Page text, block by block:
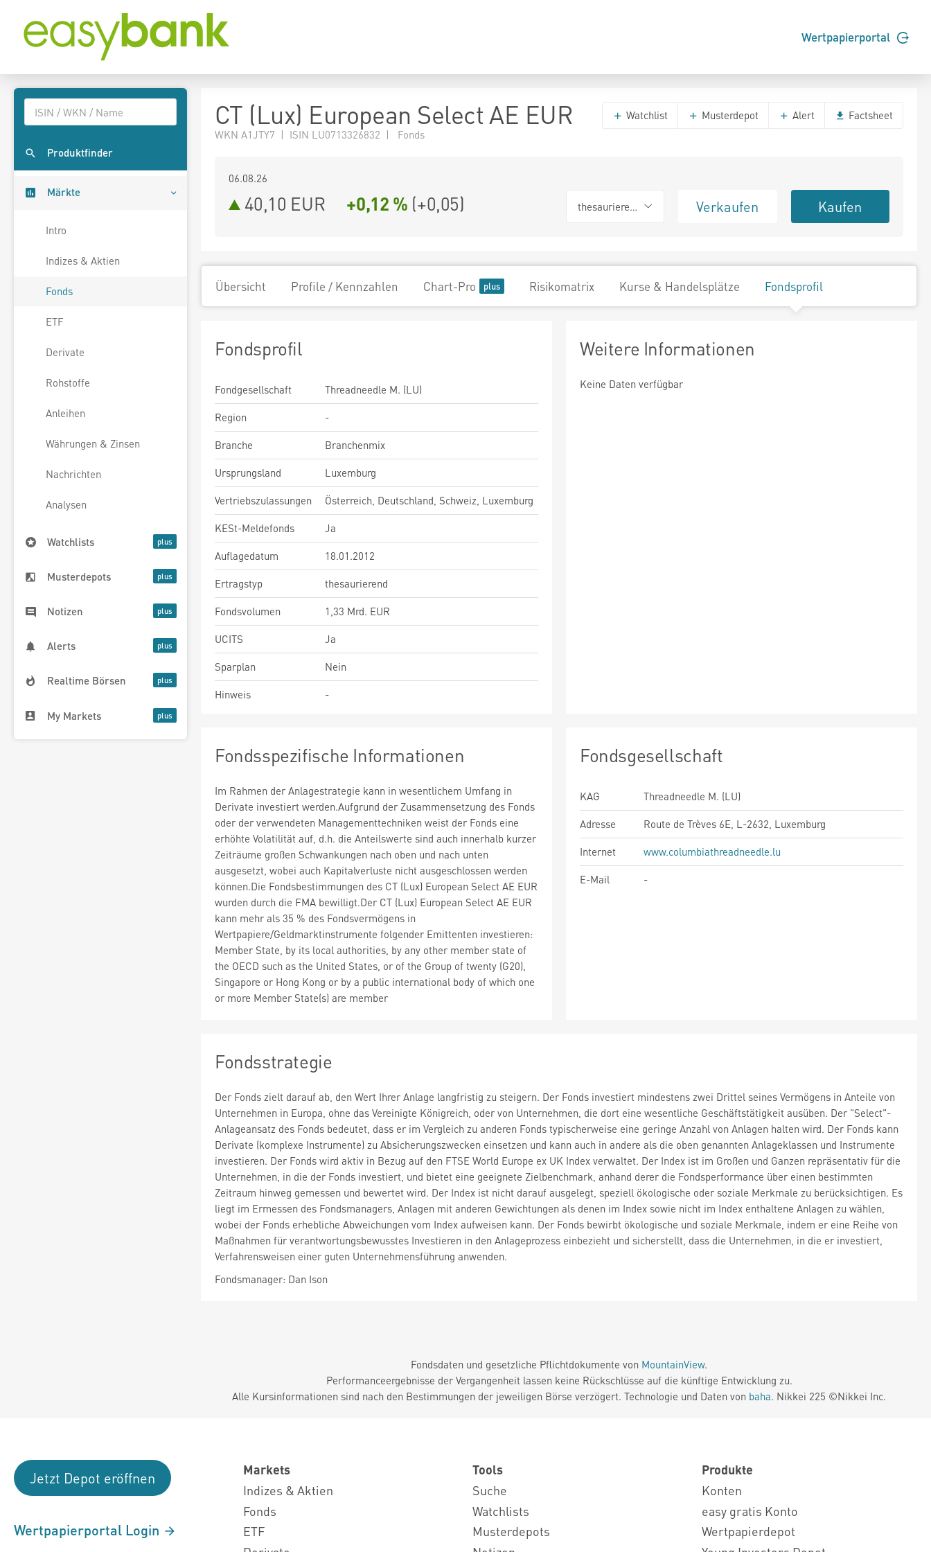
Wertpapierportal
Produktfinder
Märkte
Intro
Indizes & Aktien
Fonds
ETF
Derivate
Rohstoffe
Anleihen
Währungen & Zinsen
Nachrichten
Analysen
Watchlists
Musterdepots
Notizen
Alerts
Realtime Börsen
My Markets
CT (Lux) European Select AE EUR
WKN A1JTY7 | ISIN LU0713326832 | Fonds
Watchlist Musterdepot Alert Factsheet
06.08.26
40,10 EUR +0,12 % (+0,05) thesaurierend Verkaufen Kaufen
Übersicht Profile / Kennzahlen Chart-Pro Risikomatrix Kurse & Handelsplätze Fondsprofil
Fondsprofil
Fondgesellschaft
Threadneedle M. (LU)
Region
-
Branche
Branchenmix
Ursprungsland
Luxemburg
Vertriebszulassungen
Österreich, Deutschland, Schweiz, Luxemburg
KESt-Meldefonds
Ja
Auflagedatum
18.01.2012
Ertragstyp
thesaurierend
Fondsvolumen
1,33 Mrd. EUR
UCITS
Ja
Sparplan
Nein
Hinweis
-
Weitere Informationen
Keine Daten verfügbar
Fondsspezifische Informationen
Im Rahmen der Anlagestrategie kann in wesentlichem Umfang in
Derivate investiert werden.Aufgrund der Zusammensetzung des Fonds
oder der verwendeten Managementtechniken weist der Fonds eine
erhöhte Volatilität auf, d.h. die Anteilswerte sind auch innerhalb kurzer
Zeiträume großen Schwankungen nach oben und nach unten
ausgesetzt, wobei auch Kapitalverluste nicht ausgeschlossen werden
können.Die Fondsbestimmungen des CT (Lux) European Select AE EUR
wurden durch die FMA bewilligt.Der CT (Lux) European Select AE EUR
kann mehr als 35 % des Fondsvermögens in
Wertpapiere/Geldmarktinstrumente folgender Emittenten investieren:
Member State, by its local authorities, by any other member state of
the OECD such as the United States, or of the Group of twenty (G20),
Singapore or Hong Kong or by a public international body of which one
or more Member State(s) are member
Fondsgesellschaft
KAG
Threadneedle M. (LU)
Adresse
Route de Trèves 6E, L-2632, Luxemburg
Internet
www.columbiathreadneedle.lu
E-Mail
-
Fondsstrategie
Der Fonds zielt darauf ab, den Wert Ihrer Anlage langfristig zu steigern. Der Fonds investiert mindestens zwei Drittel seines Vermögens in Anteile von
Unternehmen in Europa, ohne das Vereinigte Königreich, oder von Unternehmen, die dort eine wesentliche Geschäftstätigkeit ausüben. Der "Select"-
Anlageansatz des Fonds bedeutet, dass er im Vergleich zu anderen Fonds typischerweise eine geringe Anzahl von Anlagen halten wird. Der Fonds kann
Derivate (komplexe Instrumente) zu Absicherungszwecken einsetzen und kann auch in andere als die oben genannten Anlageklassen und Instrumente
investieren. Der Fonds wird aktiv in Bezug auf den FTSE World Europe ex UK Index verwaltet. Der Index ist im Großen und Ganzen repräsentativ für die
Unternehmen, in die der Fonds investiert, und bietet eine geeignete Zielbenchmark, anhand derer die Fondsperformance über einen bestimmten
Zeitraum hinweg gemessen und bewertet wird. Der Index ist nicht darauf ausgelegt, speziell ökologische oder soziale Merkmale zu berücksichtigen. Es
liegt im Ermessen des Fondsmanagers, Anlagen mit anderen Gewichtungen als denen im Index sowie nicht im Index enthaltene Anlagen zu wählen,
wobei der Fonds erhebliche Abweichungen vom Index aufweisen kann. Der Fonds bewirbt ökologische und soziale Merkmale, indem er eine Reihe von
Maßnahmen für verantwortungsbewusstes Investieren in den Anlageprozess einbezieht und sicherstellt, dass die Unternehmen, in die er investiert,
Verfahrensweisen einer guten Unternehmensführung anwenden.
Fondsmanager: Dan Ison
Fondsdaten und gesetzliche Pflichtdokumente von MountainView.
Performanceergebnisse der Vergangenheit lassen keine Rückschlüsse auf die künftige Entwicklung zu.
Alle Kursinformationen sind nach den Bestimmungen der jeweiligen Börse verzögert. Technologie und Daten von baha. Nikkei 225 ©Nikkei Inc.
Jetzt Depot eröffnen
Wertpapierportal Login
Markets
Indizes & Aktien
Fonds
ETF
Tools
Suche
Watchlists
Musterdepots
Produkte
Konten
easy gratis Konto
Wertpapierdepot